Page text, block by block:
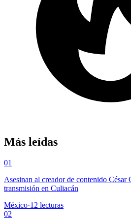
Más leídas
01
Asesinan al creador de contenido César
transmisión en Culiacán
México·12 lecturas
02